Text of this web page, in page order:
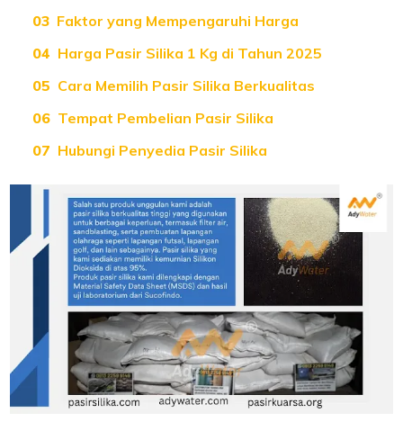
Faktor yang Mempengaruhi Harga
Harga Pasir Silika 1 Kg di Tahun 2025
Cara Memilih Pasir Silika Berkualitas
Tempat Pembelian Pasir Silika
Hubungi Penyedia Pasir Silika